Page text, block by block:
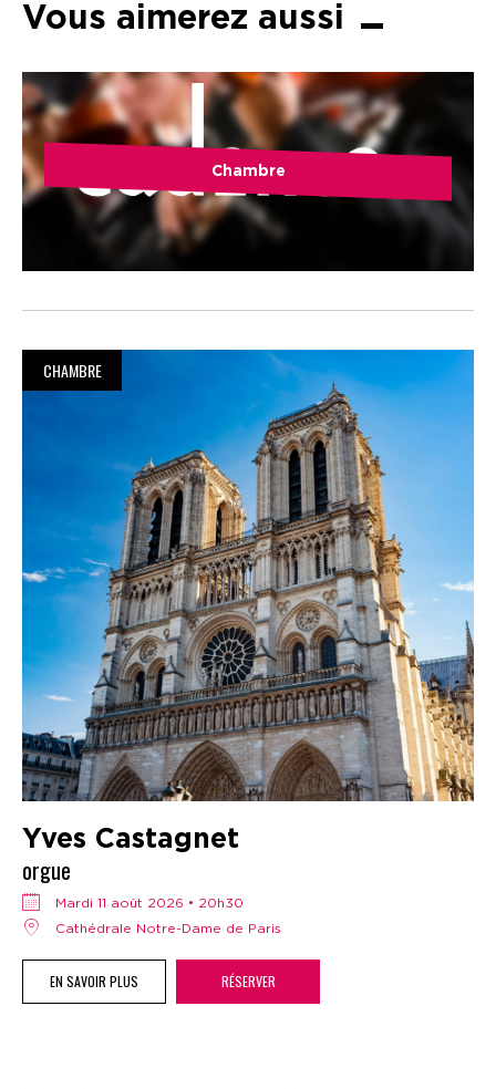
Vous aimerez aussi
Chambre
CHAMBRE
Yves Castagnet
orgue
mardi 11 août 2026 • 20h30
Cathédrale Notre-Dame de Paris
EN SAVOIR PLUS RÉSERVER